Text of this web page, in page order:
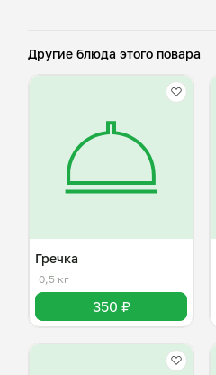
Другие блюда этого повара
Гречка
0,5 кг
350 ₽